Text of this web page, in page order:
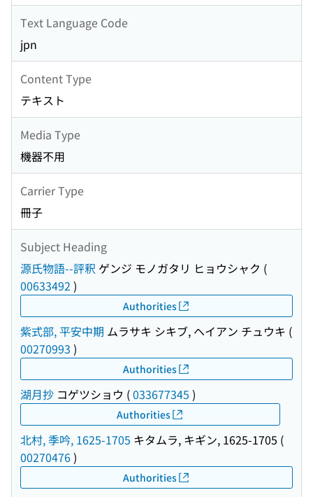
Text Language Code
jpn
Content Type
テキスト
Media Type
機器不用
Carrier Type
冊子
Subject Heading
源氏物語--評釈 ゲンジ モノガタリ ヒョウシャク (
00633492 )
Authorities
紫式部, 平安中期 ムラサキ シキブ, ヘイアン チュウキ (
00270993 )
Authorities
湖月抄 コゲツショウ (033677345 )
Authorities
北村, 季吟, 1625-1705 キタムラ, キギン, 1625-1705 (
00270476)
Authorities